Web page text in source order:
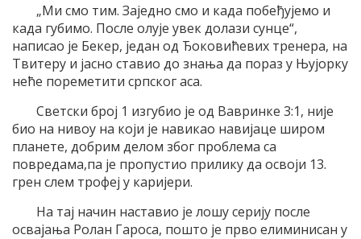
„Mи смо тим. Заjедно смо и када побеђуjемо и
када губимо. После олуjе увек долази сунце“,
написао jе Бекер, jедан од Ђоковићевих тренера, на
Tвитеру и jасно ставио до знања да пораз у Њуjорку
неће пореметити српског аса.
Светски броj 1 изгубио jе од Вавринке 3:1, ниjе
био на нивоу на коjи jе навикао навиjаце широм
планете, добрим делом због проблема са
повредама,па jе пропустио прилику да освоjи 13.
грен слем трофеj у кариjери.
На таj начин наставио jе лошу сериjу после
осваjања Ролан Гароса, пошто jе прво елиминисан у